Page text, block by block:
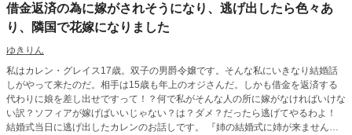
借金返済の為に嫁がされそうになり、逃げ出したら色々あ
り、隣国で花嫁になりました
ゆきりん
私はカレン・グレイス17歳。双子の男爵令嬢です。そんな私にいきなり結婚話
しがやって来たのだ。相手は15歳も年上のオジさんだ。しかも借金を返済する
代わりに娘を差し出せですって！？何で私がそんな人の所に嫁がなければいけな
い訳？ソフィアが嫁げばいいじゃない？は？ダメ？だったら逃げてやるわよ！
結婚式当日に逃げ出したカレンのお話しです。 『姉の結婚式に姉が来ません。